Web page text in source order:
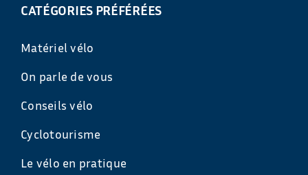
CATÉGORIES PRÉFÉRÉES
Matériel vélo
On parle de vous
Conseils vélo
Cyclotourisme
Le vélo en pratique